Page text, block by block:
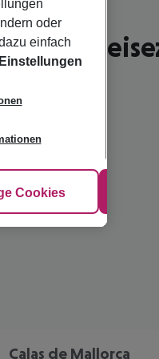
Calas de Mallorca
oder
einfach
Cookies